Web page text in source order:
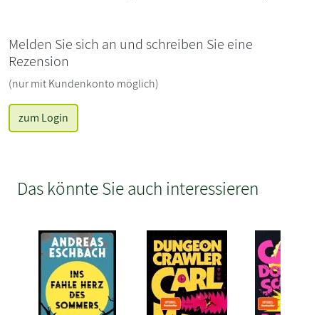
Melden Sie sich an und schreiben Sie eine
Rezension
(nur mit Kundenkonto möglich)
zum Login
Das könnte Sie auch interessieren